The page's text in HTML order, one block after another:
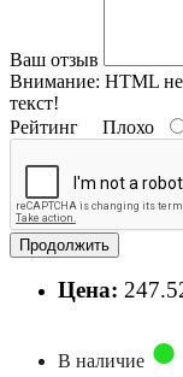
Ваш отзыв
Внимание: HTML
текст!
Рейтинг Плохо
Продолжить
Цена:
В наличие